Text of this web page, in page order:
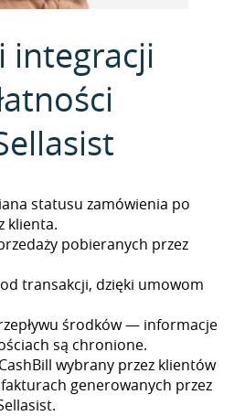
integracji
statusu zamówienia po
klienta.
pobieranych przez
transakcji, dzięki umowom
środków — informacje
są chronione.
wybrany przez klientów
generowanych przez